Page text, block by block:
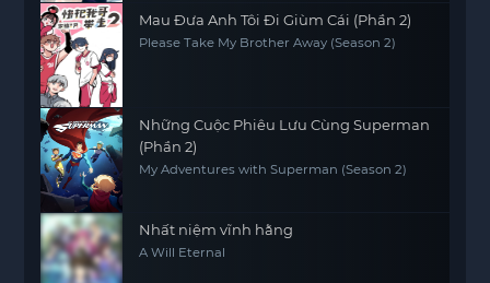
Mau Đưa Anh Tôi Đi Giùm Cái (Phần 2)
Please Take My Brother Away (Season 2)
Những Cuộc Phiêu Lưu Cùng Superman
(Phần 2)
My Adventures with Superman (Season 2)
Nhất niệm vĩnh hằng
A Will Eternal